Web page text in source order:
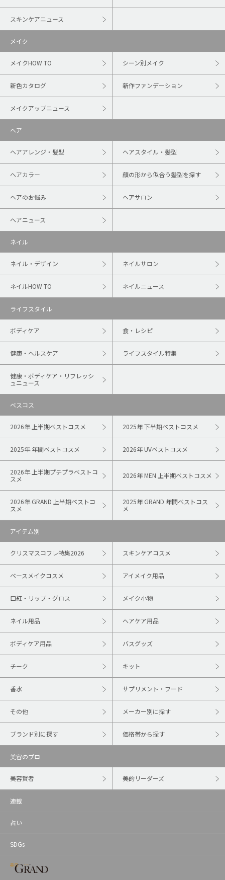
スキンケアニュース
メイク
メイクHOW TO シーン別メイク
新色カタログ 新作ファンデーション
メイクアップニュース
ヘア
ヘアアレンジ・髪型 ヘアスタイル・髪型
ヘアカラー 顔の形から似合う髪型を探す
ヘアのお悩み ヘアサロン
ヘアニュース
ネイル
ネイル・デザイン ネイルサロン
ネイルHOW TO ネイルニュース
ライフスタイル
ボディケア 食・レシピ
健康・ヘルスケア ライフスタイル特集
健康・ボディケア・リフレッシ
ュニュース
ベスコス
2026年 上半期ベストコスメ 2025年 下半期ベストコスメ
2025年 年間ベストコスメ 2026年 UVベストコスメ
2026年 上半期プチプラベストコ
スメ
2026年 MEN 上半期ベストコスメ
2026年 GRAND 上半期ベストコ
スメ
2025年 GRAND 年間ベストコス
メ
アイテム別
クリスマスコフレ特集2026 スキンケアコスメ
ベースメイクコスメ アイメイク用品
口紅・リップ・グロス メイク小物
ネイル用品 ヘアケア用品
ボディケア用品 バスグッズ
チーク キット
香水 サプリメント・フード
その他 メーカー別に探す
ブランド別に探す 価格帯から探す
美容のプロ
美容賢者 美的リーダーズ
連載
占い
SDGs